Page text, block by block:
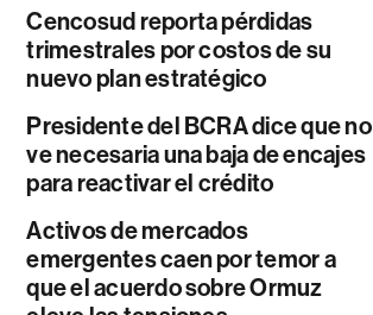
Cencosud reporta pérdidas
trimestrales por costos de su
nuevo plan estratégico
Presidente del BCRA dice que no
ve necesaria una baja de encajes
para reactivar el crédito
Activos de mercados
emergentes caen por temor a
que el acuerdo sobre Ormuz